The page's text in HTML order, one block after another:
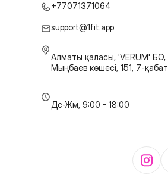
+77071371064
support@1fit.app
Алматы қаласы, 'VERUM' БО,
Мыңбаев көшесі, 151, 7-қабат
Дс-Жм, 9:00 - 18:00